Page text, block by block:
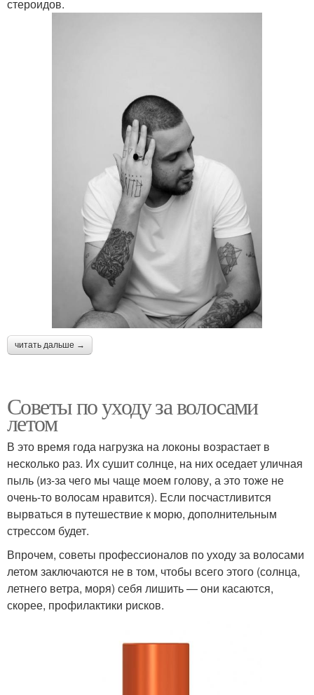
стероидов.
читать дальше →
Советы по уходу за волосами
летом
В это время года нагрузка на локоны возрастает в
несколько раз. Их сушит солнце, на них оседает уличная
пыль (из-за чего мы чаще моем голову, а это тоже не
очень-то волосам нравится). Если посчастливится
вырваться в путешествие к морю, дополнительным
стрессом будет.
Впрочем, советы профессионалов по уходу за волосами
летом заключаются не в том, чтобы всего этого (солнца,
летнего ветра, моря) себя лишить — они касаются,
скорее, профилактики рисков.